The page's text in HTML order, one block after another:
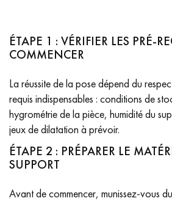
Demandez un rendez-vous
ÉTAPE 1 : VÉRIFIER LES PRÉ-
COMMENCER
La réussite de la pose dépend du
requis indispensables : conditions de
hygrométrie de la pièce, humidité du
jeux de dilatation à prévoir.
ÉTAPE 2 : PRÉPARER LE
SUPPORT
Avant de commencer, munissez-vous